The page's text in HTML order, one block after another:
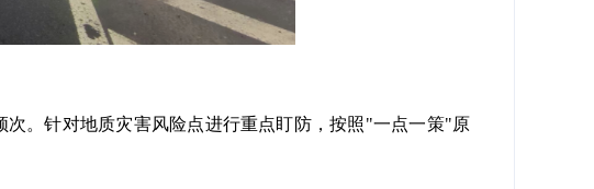
。针对地质灾害风险点进行重点盯防，按照"一点一策"原